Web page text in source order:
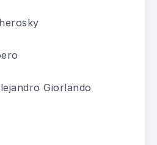
Giorlando